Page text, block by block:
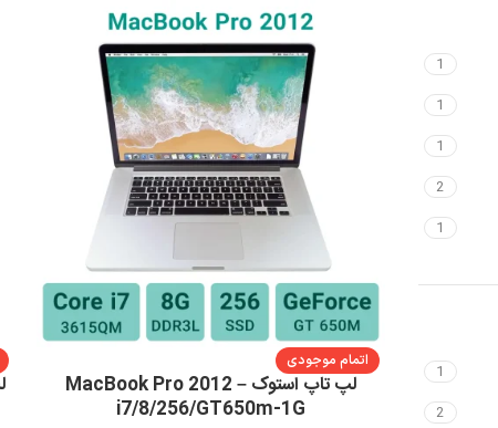
1
1
1
2
1
1
2
اتمام موجودی
لپ تاپ استوک MacBook Pro 2012 –
i7/8/256/GT650m-1G